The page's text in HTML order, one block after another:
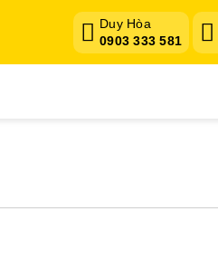
Duy Hòa
0903 333 581